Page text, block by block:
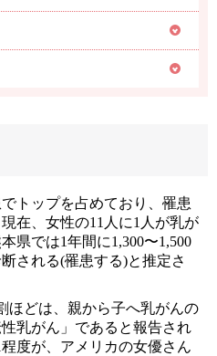
トップを占めており、罹患
在、女性の11人に1人が乳が
県では1年間に1,300〜1,500
される(罹患する)と推定さ
ほどは、親から子へ乳がんの
乳がん」であると報告され
度が、アメリカの女優さん